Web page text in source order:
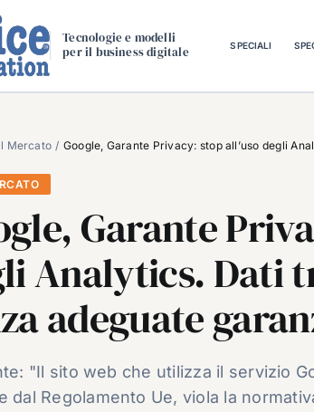
Tecnologie e modelli
per il business digitale
SPECIALI
Mercato Google, Garante Privacy: stop all’uso degli
Garante
Analytics. Dati
adeguate
"Il sito web che utilizza il servizio
dal Regolamento Ue, viola la